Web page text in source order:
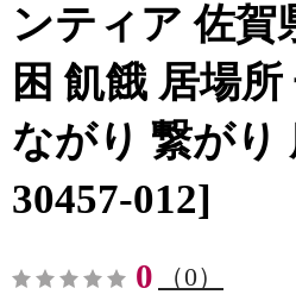
ンティア 佐賀
困 飢餓 居場
ながり 繋がり
30457-012]
0 （0）